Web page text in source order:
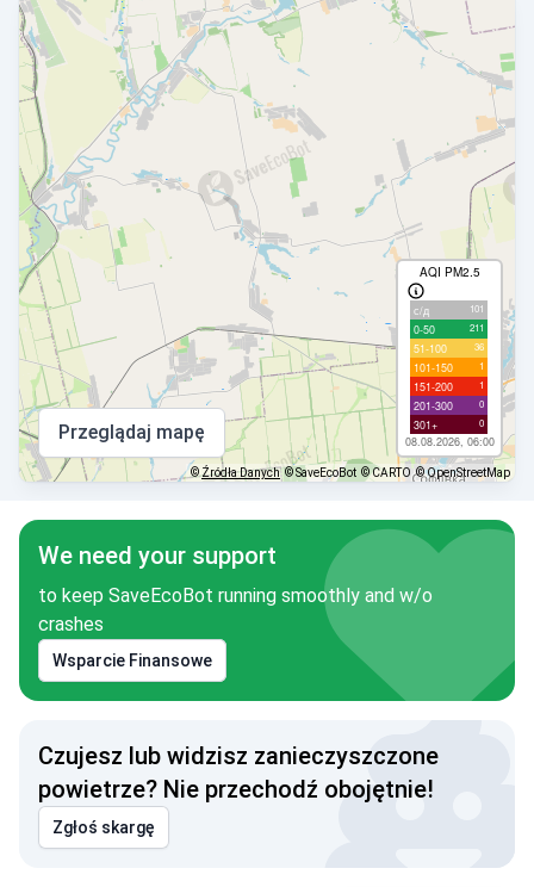
AQI PM2.5
с/д 101
0-50 211
51-100 36
101-150 1
151-200 1
201-300 0
301+ 0
08.08.2026, 06:00
Przeglądaj mapę
©Źródła Danych © SaveEcoBot © CARTO © OpenStreetMap
We need your support
to keep SaveEcoBot running smoothly and w/o
crashes
Wsparcie Finansowe
Czujesz lub widzisz zanieczyszczone
powietrze? Nie przechodź obojętnie!
Zgłoś skargę